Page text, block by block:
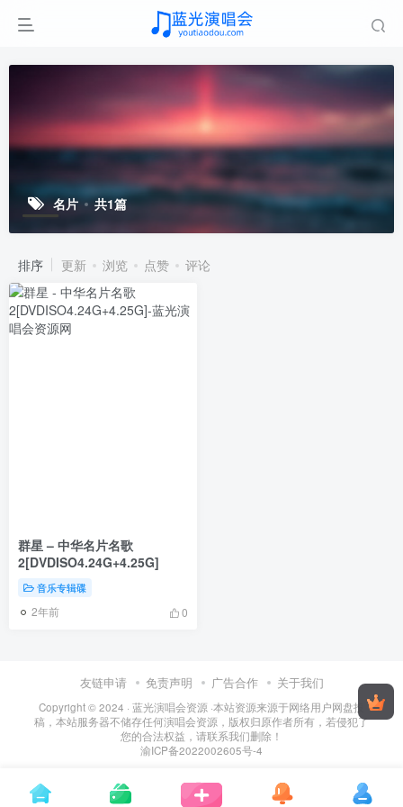
名片 共1篇
排序 更新 浏览 点赞 评论
群星 – 中华名片名歌
2[DVDISO4.24G+4.25G]
音乐专辑碟
2年前 0
友链申请 免责声明 广告合作 关于我们
Copyright © 2024 · 蓝光演唱会资源 ·本站资源来源于网络用户网盘投
稿，本站服务器不储存任何演唱会资源，版权归原作者所有，若侵犯了
您的合法权益，请联系我们删除！
渝ICP备2022002605号-4